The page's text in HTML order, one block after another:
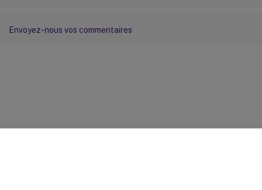
Envoyez-nous vos commentaires